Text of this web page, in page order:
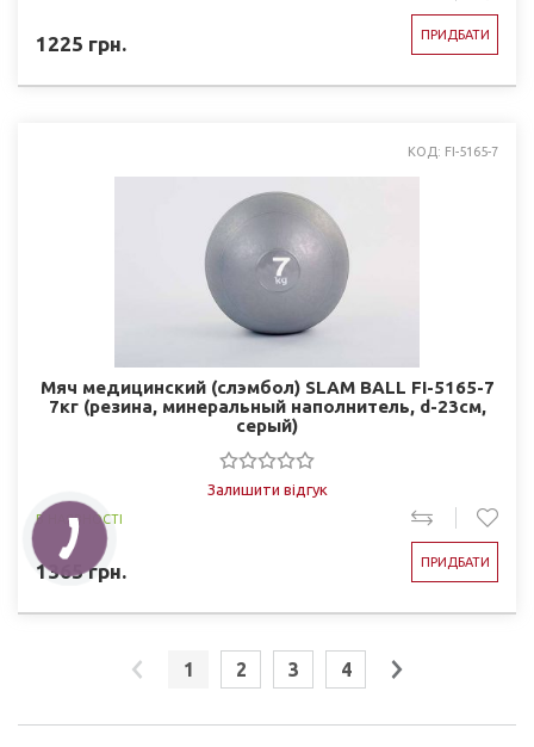
1225 грн. ПРИДБАТИ
КОД: FI-5165-7
Мяч медицинский (слэмбол) SLAM BALL FI-5165-7
7кг (резина, минеральный наполнитель, d-23см,
серый)
Залишити відгук
В НАЯВНОСТІ
1365грн. ПРИДБАТИ
1 2 3 4